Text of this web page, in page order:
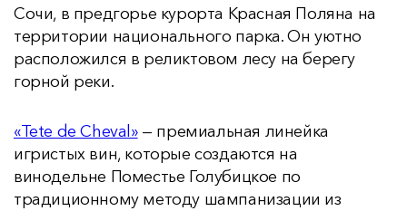
Сочи, в предгорье курорта Красная Поляна на
территории национального парка. Он уютно
расположился в реликтовом лесу на берегу
горной реки.
«Tete de Cheval»— премиальная линейка
игристых вин, которые создаются на
винодельне Поместье Голубицкое по
традиционному методу шампанизации из